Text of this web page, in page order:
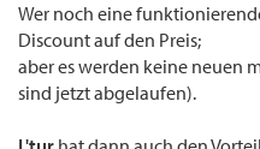
Wer noch eine
Discount auf den Preis;
aber es werden keine neuen
sind jetzt abgelaufen).